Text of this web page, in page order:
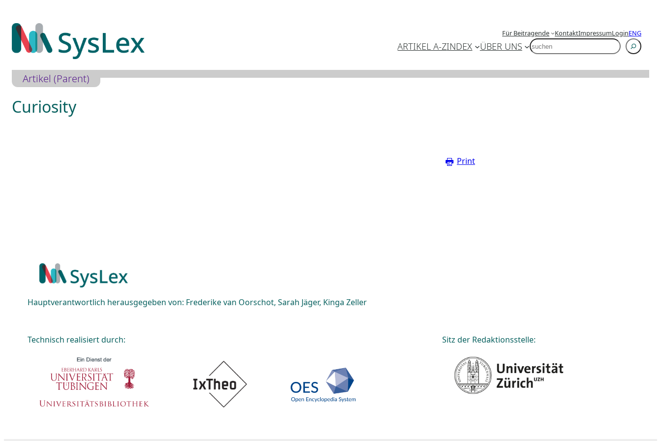
Inhalt
springen
Für Beitragende KontaktImpressumLoginENG
ARTIKEL A-ZINDEX ÜBER UNS SUCHEN
Artikel (Parent)
Curiosity
Print
Hauptverantwortlich herausgegeben von: Frederike van Oorschot, Sarah Jäger, Kinga Zeller
Technisch realisiert durch: Sitz der Redaktionsstelle: